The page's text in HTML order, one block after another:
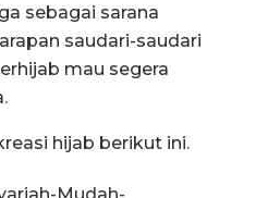
sebagai sarana
saudari-saudari
mau segera
hijab berikut ini.